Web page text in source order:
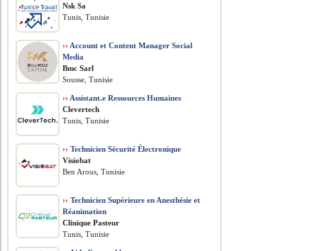
Nsk Sa
Tunis, Tunisie
›› Account et Content Manager Social
Media
Bmc Sarl
Sousse, Tunisie
›› Assistant.e Ressources Humaines
Clevertech
Tunis, Tunisie
›› Technicien Sécurité Électronique
Visiobat
Ben Arous, Tunisie
›› Technicien Supérieure en Anesthésie et
Réanimation
Clinique Pasteur
Tunis, Tunisie